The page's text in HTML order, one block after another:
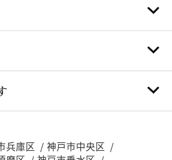
兵庫区
神戸市中央区